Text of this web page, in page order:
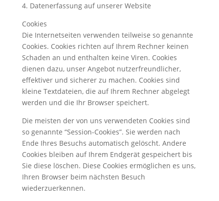
4. Datenerfassung auf unserer Website
Cookies
Die Internetseiten verwenden teilweise so genannte
Cookies. Cookies richten auf Ihrem Rechner keinen
Schaden an und enthalten keine Viren. Cookies
dienen dazu, unser Angebot nutzerfreundlicher,
effektiver und sicherer zu machen. Cookies sind
kleine Textdateien, die auf Ihrem Rechner abgelegt
werden und die Ihr Browser speichert.
Die meisten der von uns verwendeten Cookies sind
so genannte “Session-Cookies”. Sie werden nach
Ende Ihres Besuchs automatisch gelöscht. Andere
Cookies bleiben auf Ihrem Endgerät gespeichert bis
Sie diese löschen. Diese Cookies ermöglichen es uns,
Ihren Browser beim nächsten Besuch
wiederzuerkennen.